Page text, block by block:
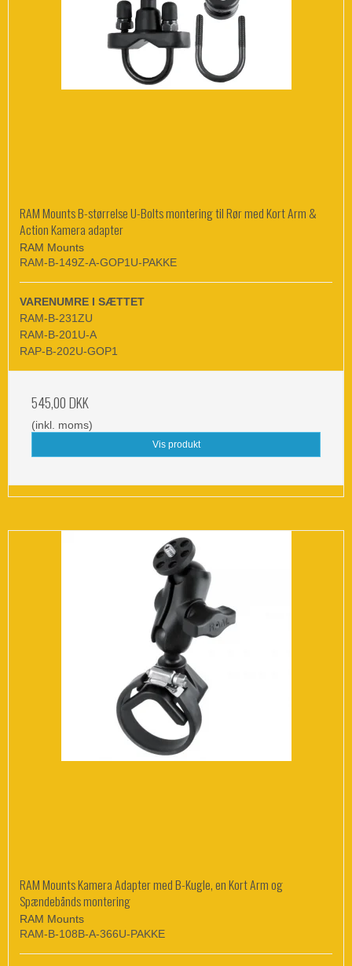
RAM Mounts B-størrelse U-Bolts montering til Rør med Kort Arm &
Action Kamera adapter
RAM Mounts
RAM-B-149Z-A-GOP1U-PAKKE
VARENUMRE I SÆTTET
RAM-B-231ZU
RAM-B-201U-A
RAP-B-202U-GOP1
545,00 DKK
(inkl. moms)
Vis produkt
RAM Mounts Kamera Adapter med B-Kugle, en Kort Arm og
Spændebånds montering
RAM Mounts
RAM-B-108B-A-366U-PAKKE